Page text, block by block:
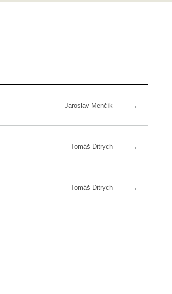
Jaroslav Menčík →
Tomáš Ditrych →
Tomáš Ditrych →